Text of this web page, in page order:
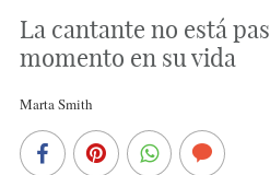
La cantante no está
momento en su vida
Marta Smith